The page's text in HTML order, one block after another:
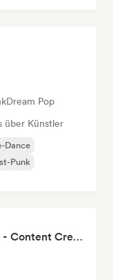
Dream Pop
über Künstler
Dance
Punk
Disconfie / Thiago Ibelli - Content Creator